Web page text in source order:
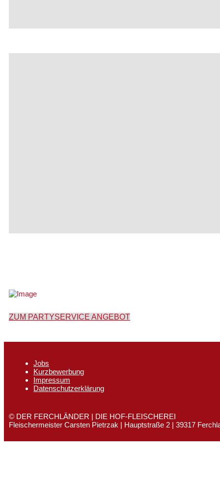
ZUM PARTYSERVICE ANGEBOT
Jobs
Kurzbewerbung
Impressum
Datenschutzerklärung
© DER FERCHLÄNDER | DIE HOF-FLEISCHEREI
Fleischermeister Carsten Pietrzak | Hauptstraße 2 | 39317